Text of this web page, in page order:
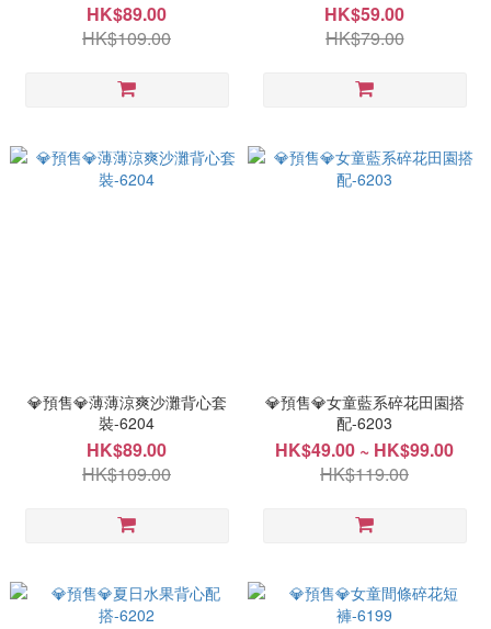
HK$89.00
HK$109.00
HK$59.00
HK$79.00
💎預售💎薄薄涼爽沙灘背心套
裝-6204
HK$89.00
HK$109.00
💎預售💎女童藍系碎花田園搭
配-6203
HK$49.00 ~ HK$99.00
HK$119.00